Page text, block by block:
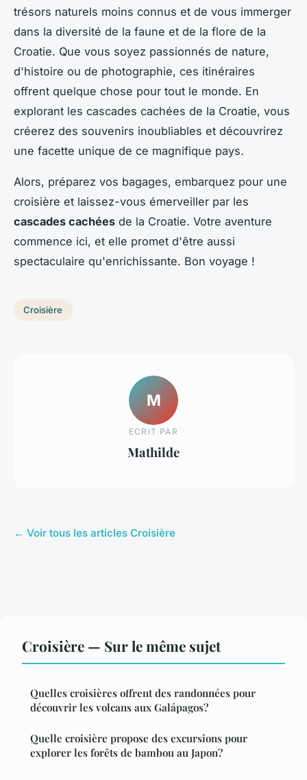
trésors naturels moins connus et de vous immerger
dans la diversité de la faune et de la flore de la
Croatie. Que vous soyez passionnés de nature,
d'histoire ou de photographie, ces itinéraires
offrent quelque chose pour tout le monde. En
explorant les cascades cachées de la Croatie, vous
créerez des souvenirs inoubliables et découvrirez
une facette unique de ce magnifique pays.
Alors, préparez vos bagages, embarquez pour une
croisière et laissez-vous émerveiller par les
cascades cachées de la Croatie. Votre aventure
commence ici, et elle promet d'être aussi
spectaculaire qu'enrichissante. Bon voyage !
Croisière
M
ECRIT PAR
Mathilde
← Voir tous les articles Croisière
Croisière — Sur le même sujet
Quelles croisières offrent des randonnées pour
découvrir les volcans aux Galápagos?
Quelle croisière propose des excursions pour
explorer les forêts de bambou au Japon?